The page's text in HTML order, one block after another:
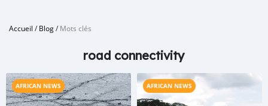
Accueil /Blog/Mots clés
road connectivity
AFRICAN NEWS AFRICAN NEWS